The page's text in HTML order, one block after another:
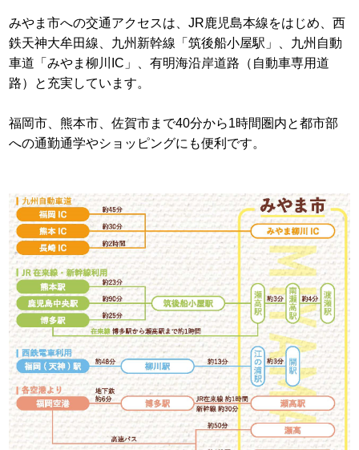
みやま市への交通アクセスは、JR鹿児島本線をはじめ、西
鉄天神大牟田線、九州新幹線「筑後船小屋駅」、九州自動
車道「みやま柳川IC」、有明海沿岸道路（自動車専用道
路）と充実しています。
福岡市、熊本市、佐賀市まで40分から1時間圏内と都市部
への通勤通学やショッピングにも便利です。